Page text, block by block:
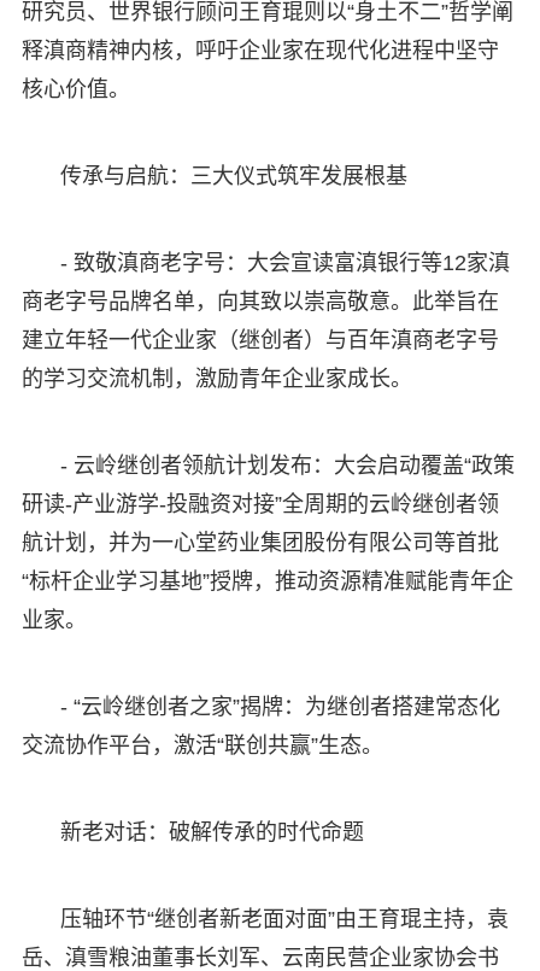
研究员、世界银行顾问王育琨则以“身土不二”哲学阐
释滇商精神内核，呼吁企业家在现代化进程中坚守
核心价值。
传承与启航：三大仪式筑牢发展根基
- 致敬滇商老字号：大会宣读富滇银行等12家滇
商老字号品牌名单，向其致以崇高敬意。此举旨在
建立年轻一代企业家（继创者）与百年滇商老字号
的学习交流机制，激励青年企业家成长。
- 云岭继创者领航计划发布：大会启动覆盖“政策
研读-产业游学-投融资对接”全周期的云岭继创者领
航计划，并为一心堂药业集团股份有限公司等首批
“标杆企业学习基地”授牌，推动资源精准赋能青年企
业家。
- “云岭继创者之家”揭牌：为继创者搭建常态化
交流协作平台，激活“联创共赢”生态。
新老对话：破解传承的时代命题
压轴环节“继创者新老面对面”由王育琨主持，袁
岳、滇雪粮油董事长刘军、云南民营企业家协会书